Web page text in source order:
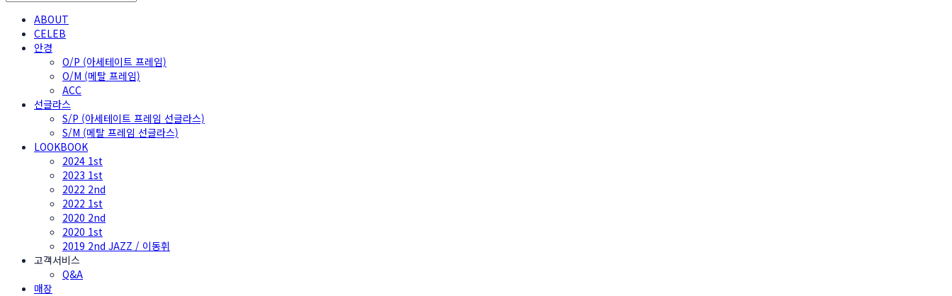
ABOUT
CELEB
안경
O/P (아세테이트 프레임)
O/M (메탈 프레임)
ACC
선글라스
S/P (아세테이트 프레임 선글라스)
S/M (메탈 프레임 선글라스)
LOOKBOOK
2024 1st
2023 1st
2022 2nd
2022 1st
2020 2nd
2020 1st
2019 2nd JAZZ / 이동휘
고객서비스
Q&A
매장